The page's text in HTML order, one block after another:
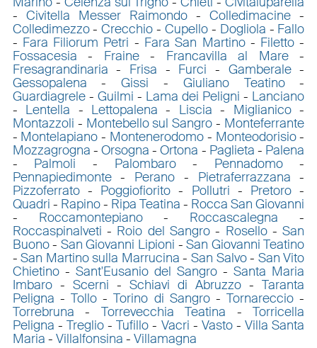
- Civitella Messer Raimondo -Colledimacine -
Colledimezzo-Crecchio - Cupello- Dogliola - Fallo
- Fara Filiorum Petri - Fara San Martino- Filetto -
Fossacesia - Fraine- Francavilla al Mare-
Fresagrandinaria - Frisa - Furci - Gamberale-
Gessopalena -Gissi - Giuliano Teatino-
Guardiagrele- Guilmi - Lama dei Peligni - Lanciano
- Lentella - Lettopalena - Liscia - Miglianico-
Montazzoli - Montebello sul Sangro - Monteferrante
- Montelapiano - Montenerodomo- Monteodorisio-
Mozzagrogna -Orsogna -Ortona - Paglieta - Palena
- Palmoli - Palombaro- Pennadomo-
Pennapiedimonte- Perano - Pietraferrazzana -
Pizzoferrato- Poggiofiorito - Pollutri - Pretoro -
Quadri - Rapino- Ripa Teatina - Rocca San Giovanni
- Roccamontepiano- Roccascalegna -
Roccaspinalveti - Roio del Sangro- Rosello-San
Buono- San Giovanni Lipioni -San Giovanni Teatino
-San Martino sulla Marrucina -San Salvo- San Vito
Chietino- Sant'Eusanio del Sangro -Santa Maria
Imbaro- Scerni - Schiavi di Abruzzo -Taranta
Peligna - Tollo-Torino di Sangro-Tornareccio -
Torrebruna - Torrevecchia Teatina -Torricella
Peligna - Treglio-Tufillo - Vacri - Vasto-Villa Santa
Maria - Villalfonsina - Villamagna